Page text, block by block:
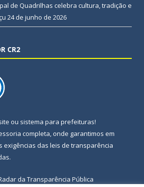
de Quadrilhas celebra cultura, tradição e
24 de junho de 2026
CR2
ou sistema para prefeituras!
completa, onde garantimos em
exigências das leis de transparência
da Transparência Pública